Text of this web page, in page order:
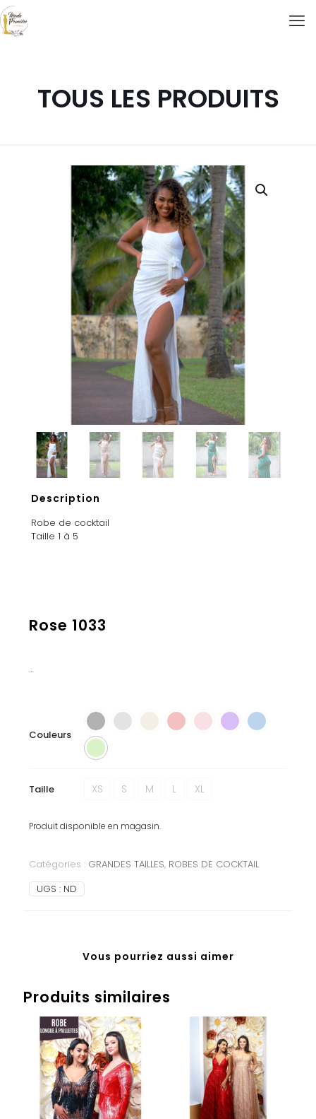
TOUS LES PRODUITS
Description
Robe de cocktail
Taille 1 à 5
Rose 1033
…
Couleurs
Taille XS S M L XL
Produit disponible en magasin.
Catégories : GRANDES TAILLES, ROBES DE COCKTAIL
UGS : ND
Vous pourriez aussi aimer
Produits similaires